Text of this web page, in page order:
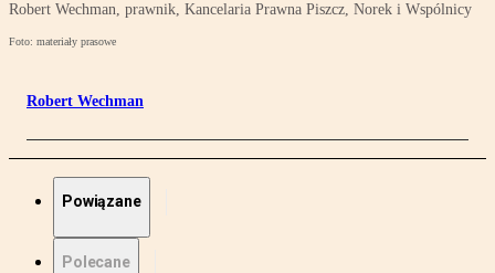
Robert Wechman, prawnik, Kancelaria Prawna Piszcz, Norek i Wspólnicy
Foto: materiały prasowe
Robert Wechman
Powiązane
Polecane